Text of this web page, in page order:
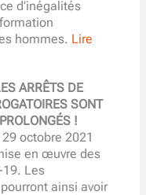
d’inégalités
hommes. Lire
ARRÊTS DE
SONT
!
octobre 2021
en œuvre des
19. Les
ainsi avoir